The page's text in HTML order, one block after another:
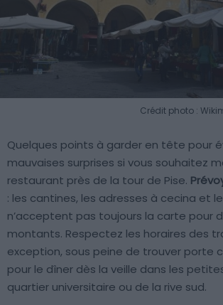
Crédit photo :
Quelques points à garder en tête pour
mauvaises surprises si vous souhaitez
restaurant près de la tour de Pise.
: les cantines, les adresses à cecina et
n’acceptent pas toujours la carte pour
montants. Respectez les horaires des
exception, sous peine de trouver porte
pour le dîner dès la veille dans les
quartier universitaire ou de la rive sud.